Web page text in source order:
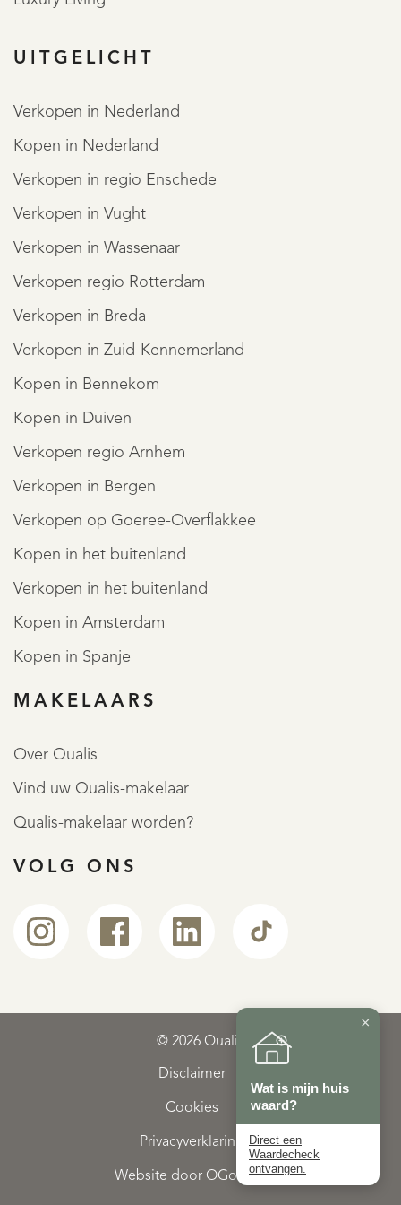
De tuin is werkelijk een juweel en biedt naast diverse
doordachte buitenverlichting en beregeningsinstallatie.
Een verwarmde berging voor tuinmateriaal en laadpaal
voor elektrische auto's maken het geheel compleet.
MEER LEZEN
UITGELICHT
Verkopen in Nederland
Kopen in Nederland
Verkopen in regio Enschede
Verkopen in Vught
Verkopen in Wassenaar
Verkopen regio Rotterdam
Verkopen in Breda
Verkopen in Zuid-Kennemerland
Kopen in Bennekom
Kopen in Duiven
Verkopen regio Arnhem
Verkopen in Bergen
Verkopen op Goeree-Overflakkee
Kopen in het buitenland
Verkopen in het buitenland
Kopen in Amsterdam
Kopen in Spanje
MAKELAARS
Over Qualis
Vind uw Qualis-makelaar
Qualis-makelaar worden?
VOLG ONS
© 2026 Qualis
Disclaimer
Cookies
Privacyverklaring
Website door OGonline
REGISTREER
×
Wat is mijn huis
waard?
Direct een
Waardecheck
ontvangen.